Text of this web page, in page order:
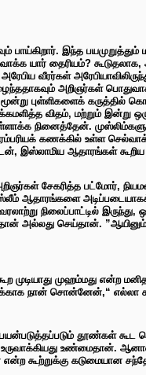
பாய்கிறார். இந்த
யார் தைரியம்?
வீரர்கள்
அறிஞர்கள்
மூன்று புள்ளிகளைக்
விதம், மற்றும் இன்று
நினைத்தேன்.
கணக்கில் உள்ள
இஸ்லாமிய ஆதாரங்கள்
சேகரித்த பட்மோர்,
ஆதாரங்களை
நிலைப்பாட்டில் இருந்து,
அல்லது செய்தான்.
கூற முடியாது முஹம்மது
சொன்னேன்,“ எல்லா
தூண்கள்
உண்மைதான்.
கூற்றுக்கு கடுமையான